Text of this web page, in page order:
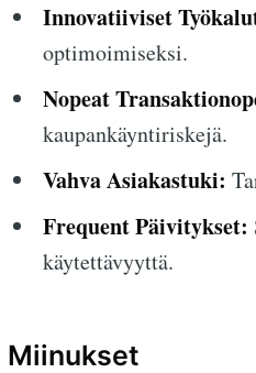
Innovatiiviset
optimoimiseksi.
Nopeat
kaupankäyntiriskejä.
Vahva Asiakastuki:
Frequent Päivitykset:
käytettävyyttä.
Miinukset